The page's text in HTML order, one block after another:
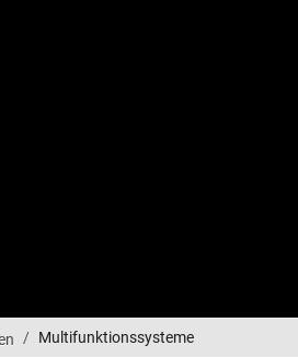
Multifunktionssysteme